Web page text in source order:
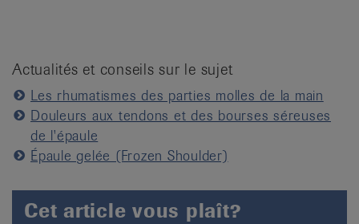
Actualités et conseils sur le sujet
Les rhumatismes des parties molles de la main
Douleurs aux tendons et des bourses séreuses
de l'épaule
Épaule gelée (Frozen Shoulder)
Cet article vous plaît?